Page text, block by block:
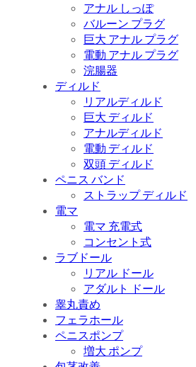
アナル しっぽ
バルーン プラグ
巨大 アナル プラグ
電動 アナル プラグ
浣腸器
ディルド
リアルディルド
巨大 ディルド
アナルディルド
電動 ディルド
双頭 ディルド
ペニス バンド
ストラップ ディルド
電マ
電マ 充電式
コンセント式
ラブドール
リアル ドール
アダルト ドール
睾丸責め
フェラホール
ペニスポンプ
増大 ポンプ